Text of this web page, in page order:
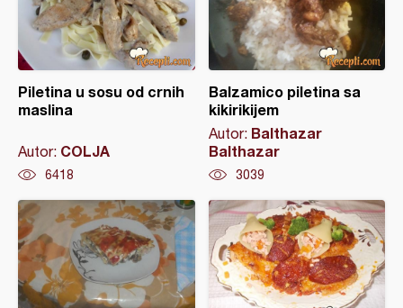
Piletina u sosu od crnih
maslina
Autor: COLJA
6418
Balzamico piletina sa
kikirikijem
Autor: Balthazar
Balthazar
3039